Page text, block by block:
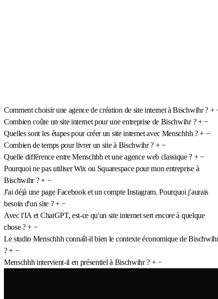
Comment choisir une agence de création de site internet à Bischwihr ? +
Combien coûte un site internet pour une entreprise de Bischwihr ? + −
Quelles sont les étapes pour créer un site internet avec Menschhh ? + −
Combien de temps pour livrer un site à Bischwihr ? + −
Quelle différence entre Menschhh et une agence web classique ? + −
Pourquoi ne pas utiliser Wix ou Squarespace pour mon entreprise à
Bischwihr ? + −
J'ai déjà une page Facebook et un compte Instagram. Pourquoi j'aurais
besoin d'un site ? + −
Avec l'IA et ChatGPT, est-ce qu'un site internet sert encore à quelque
chose ? + −
Le studio Menschhh connaît-il bien le contexte économique de
? + −
Menschhh intervient-il en présentiel à Bischwihr ? + −